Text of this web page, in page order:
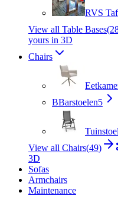
RVS
View all Table Bases(
yours in 3D
Chairs
BBarstoelen5
View all Chairs(49)
3D
Sofas
Armchairs
Maintenance